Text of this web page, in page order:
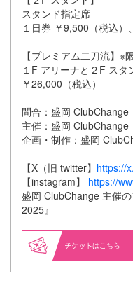
スタンド指定席
１日券 ￥9,500（税込）
【プレミアム二刀流】※
１F アリーナと２F スタ
￥26,000（税込）
問合：盛岡
主催：盛岡 ClubChange
企画・制作：盛岡
【X（旧 twitter】 https://
【instagram】 https://
盛岡 ClubChange 主催
2025』
はこちら